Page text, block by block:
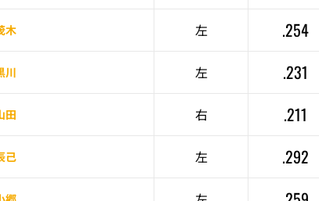
木 左 .254
川 左 .231
田 右 .211
己 左 .292